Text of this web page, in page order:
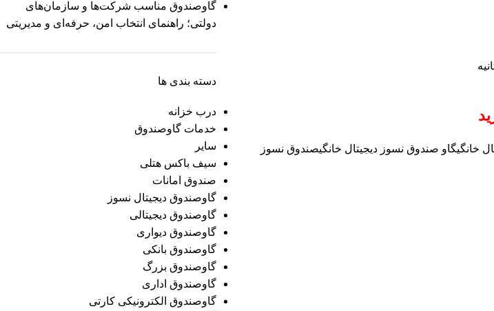
خانگیگاو صندوق نسوز دیجیتال خانگیصندوق نسوز
گاوصندوق مناسب شرکت‌ها و سازمان‌های
دولتی؛ راهنمای انتخاب امن، حرفه‌ای و مدیریتی
دسته بندی ها
درب خزانه
خدمات گاوصندوق
سایر
سیف باکس هتلی
صندوق امانات
گاوصندوق دیجیتال نسوز
گاوصندوق دیجیتالی
گاوصندوق دیواری
گاوصندوق بانکی
گاوصندوق بزرگ
گاوصندوق اداری
گاوصندوق الکترونیکی کارتی